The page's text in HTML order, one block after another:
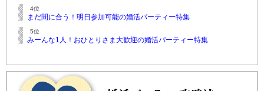
4位
まだ間に合う！明日参加可能の婚活パーティー特集
5位
みーんな1人！おひとりさま大歓迎の婚活パーティー特集